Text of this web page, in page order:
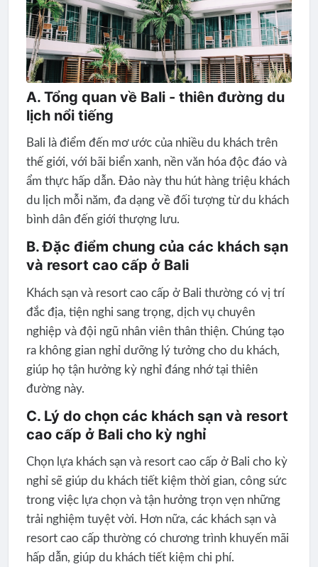
A. Tổng quan về Bali - thiên đường du
lịch nổi tiếng
Bali là điểm đến mơ ước của nhiều du khách trên
thế giới, với bãi biển xanh, nền văn hóa độc đáo và
ẩm thực hấp dẫn. Đảo này thu hút hàng triệu khách
du lịch mỗi năm, đa dạng về đối tượng từ du khách
bình dân đến giới thượng lưu.
B. Đặc điểm chung của các khách sạn
và resort cao cấp ở Bali
Khách sạn và resort cao cấp ở Bali thường có vị trí
đắc địa, tiện nghi sang trọng, dịch vụ chuyên
nghiệp và đội ngũ nhân viên thân thiện. Chúng tạo
ra không gian nghỉ dưỡng lý tưởng cho du khách,
giúp họ tận hưởng kỳ nghỉ đáng nhớ tại thiên
đường này.
C. Lý do chọn các khách sạn và resort
cao cấp ở Bali cho kỳ nghỉ
Chọn lựa khách sạn và resort cao cấp ở Bali cho kỳ
nghỉ sẽ giúp du khách tiết kiệm thời gian, công sức
trong việc lựa chọn và tận hưởng trọn vẹn những
trải nghiệm tuyệt vời. Hơn nữa, các khách sạn và
resort cao cấp thường có chương trình khuyến mãi
hấp dẫn, giúp du khách tiết kiệm chi phí.